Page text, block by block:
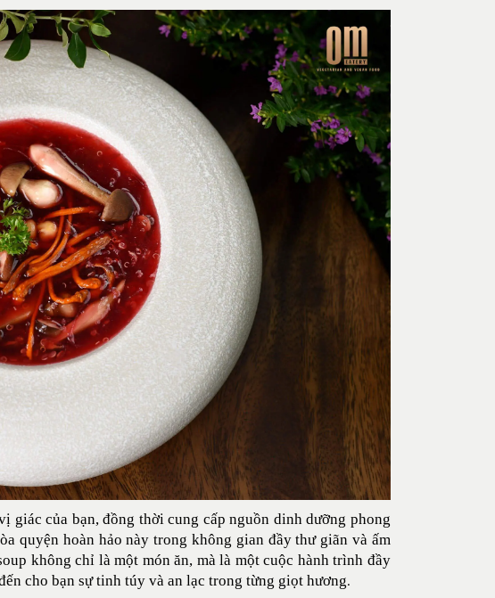
giác của bạn, đồng thời cung cấp nguồn dinh dưỡng phong
quyện hoàn hảo này trong không gian đầy thư giãn và ấm
không chỉ là một món ăn, mà là một cuộc hành trình đầy
cho bạn sự tinh túy và an lạc trong từng giọt hương.